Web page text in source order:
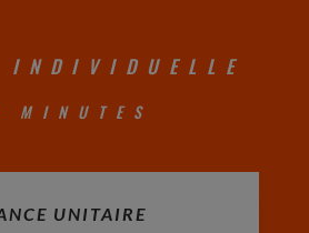
INDIVIDUELLE
MINUTES
UNITAIRE